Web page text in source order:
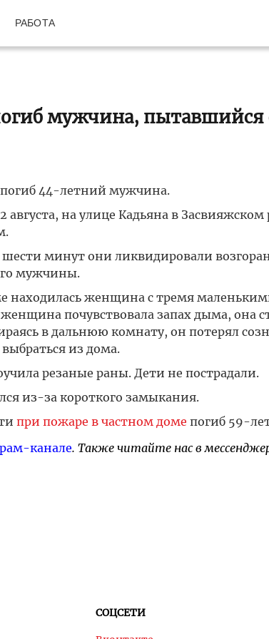
РАБОТА
мужчина, пытавшийся
44-летний мужчина.
августа, на улице Кадьяна в Засвияжском
минут они ликвидировали
мужчины.
находилась женщина с тремя
почувствовала запах дыма, она
в дальнюю комнату, он потерял
из дома.
резаные раны. Дети не пострадали.
из-за короткого замыкания.
при пожаре в частном доме погиб 59-
канале. Также читайте нас в
СОЦСЕТИ